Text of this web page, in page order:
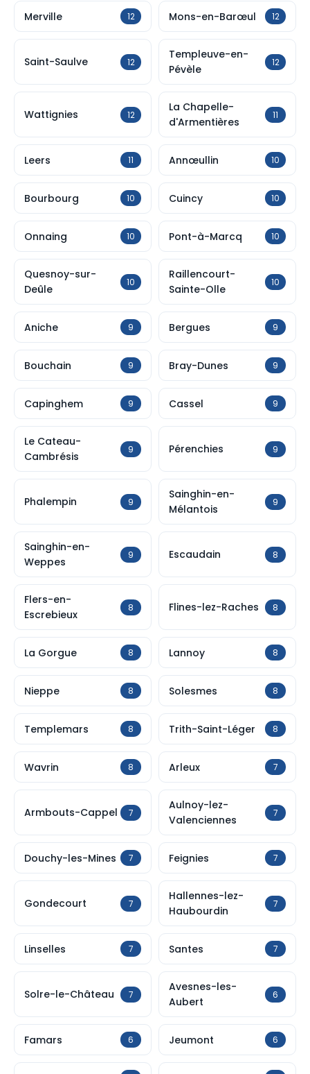
Merville 12 Mons-en-Barœul 12
Saint-Saulve 12
Templeuve-en-
Pévèle
12
Wattignies 12
La Chapelle-
d'Armentières
11
Leers 11 Annœullin 10
Bourbourg 10 Cuincy 10
Onnaing 10 Pont-à-Marcq 10
Quesnoy-sur-
Deûle
10
Raillencourt-
Sainte-Olle
10
Aniche 9 Bergues 9
Bouchain 9 Bray-Dunes 9
Capinghem 9 Cassel 9
Le Cateau-
Cambrésis
9 Pérenchies 9
Phalempin 9
Sainghin-en-
Mélantois
9
Sainghin-en-
Weppes
9 Escaudain 8
Flers-en-
Escrebieux
8 Flines-lez-Raches 8
La Gorgue 8 Lannoy 8
Nieppe 8 Solesmes 8
Templemars 8 Trith-Saint-Léger 8
Wavrin 8 Arleux 7
Armbouts-Cappel 7
Aulnoy-lez-
Valenciennes
7
Douchy-les-Mines 7 Feignies 7
Gondecourt 7
Hallennes-lez-
Haubourdin
7
Linselles 7 Santes 7
Solre-le-Château 7
Avesnes-les-
Aubert
6
Famars 6 Jeumont 6